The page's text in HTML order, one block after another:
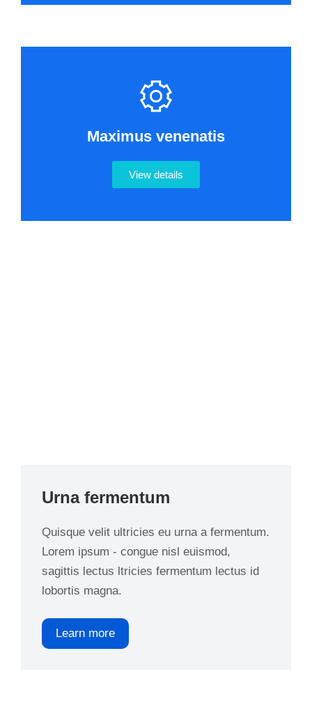
Maximus venenatis
View details
Urna fermentum
Quisque velit ultricies eu urna a fermentum.
Lorem ipsum - congue nisl euismod,
sagittis lectus ltricies fermentum lectus id
lobortis magna.
Learn more